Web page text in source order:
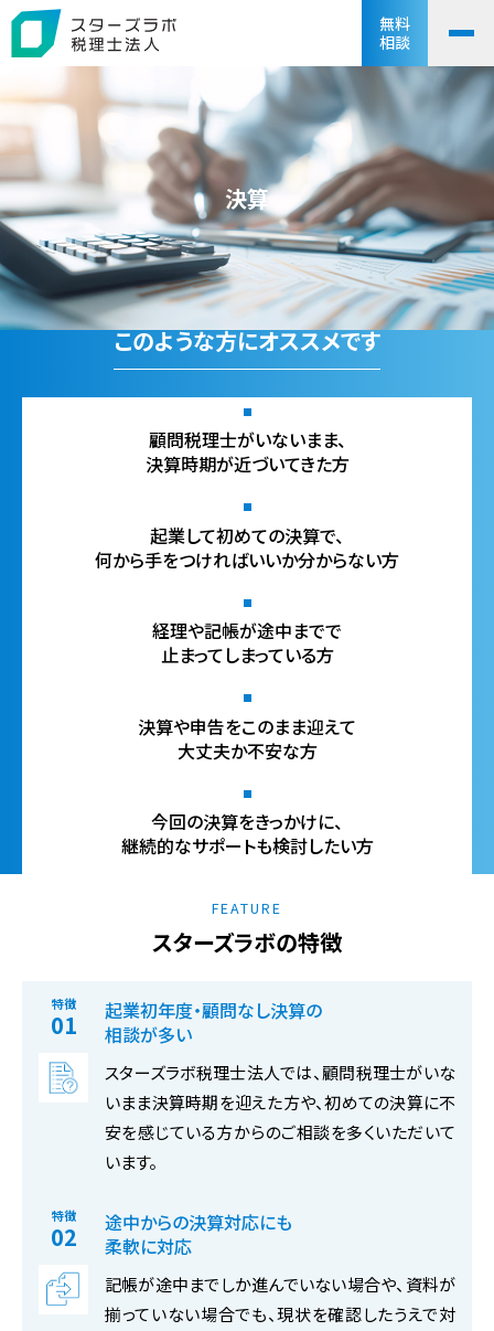
無料
相談
決算
このような方にオススメです
顧問税理士がいないまま、
決算時期が近づいてきた方
起業して初めての決算で、
何から手をつければいいか分からない方
経理や記帳が途中までで
止まってしまっている方
決算や申告をこのまま迎えて
大丈夫か不安な方
今回の決算をきっかけに、
継続的なサポートも検討したい方
FEATURE
スターズラボの特徴
特徴
起業初年度・顧問なし決算の
相談が多い
スターズラボ税理士法人では、顧問税理士がいな
いまま決算時期を迎えた方や、初めての決算に不
安を感じている方からのご相談を多くいただいて
います。
特徴
途中からの決算対応にも
柔軟に対応
記帳が途中までしか進んでいない場合や、資料が
揃っていない場合でも、現状を確認したうえで対